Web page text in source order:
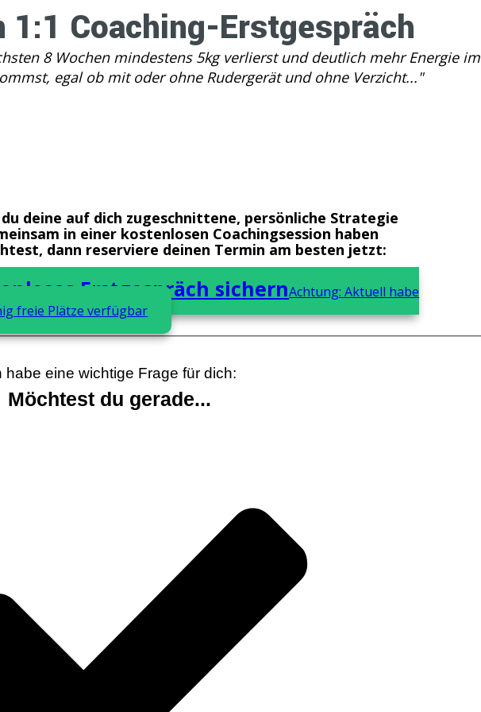
1:1 Coaching-Erstgespräch
8 Wochen mindestens 5kg verlierst und deutlich mehr Energie im
egal ob mit oder ohne Rudergerät und ohne Verzicht..."
deine auf dich zugeschnittene, persönliche Strategie
in einer kostenlosen Coachingsession haben
dann reserviere deinen Termin am besten jetzt:
Erstgespräch sichernAchtung: Aktuell habe
freie Plätze verfügbar
habe eine wichtige Frage für dich:
Möchtest du gerade...